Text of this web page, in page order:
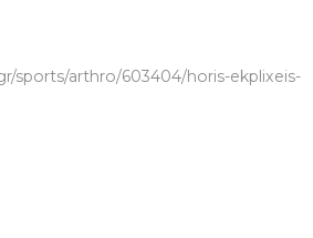
sports/arthro/603404/horis-ekplixeis-